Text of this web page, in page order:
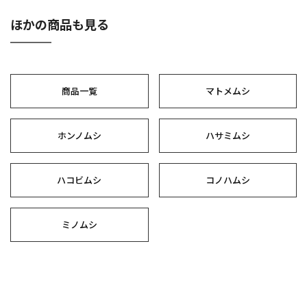
ほかの商品も見る
商品一覧 マトメムシ
ホンノムシ ハサミムシ
ハコビムシ コノハムシ
ミノムシ